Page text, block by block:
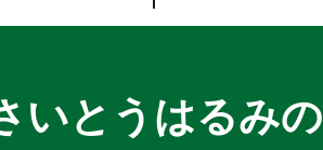
いとうはるみの